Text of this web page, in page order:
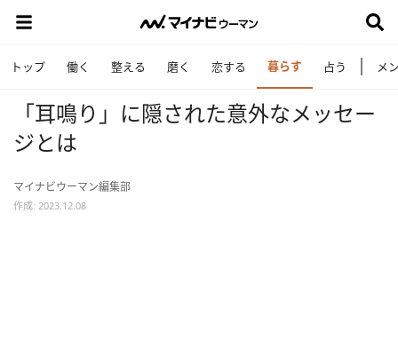
トップ 働く 整える 磨く 恋する 暮らす 占う メ
「耳鳴り」に隠された意外なメッセー
ジとは
マイナビウーマン編集部
作成: 2023.12.08